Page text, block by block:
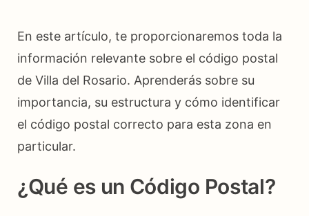
En este artículo, te proporcionaremos toda la
información relevante sobre el código postal
de Villa del Rosario. Aprenderás sobre su
importancia, su estructura y cómo identificar
el código postal correcto para esta zona en
particular.
¿Qué es un Código Postal?